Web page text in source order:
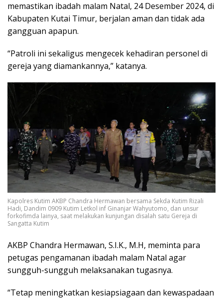
memastikan ibadah malam Natal, 24 Desember 2024, di
Kabupaten Kutai Timur, berjalan aman dan tidak ada
gangguan apapun.
“Patroli ini sekaligus mengecek kehadiran personel di
gereja yang diamankannya,” katanya.
Kapolres Kutim AKBP Chandra Hermawan bersama Sekda Kutim Rizali
Hadi, Dandim 0909 Kutim Letkol inf Ginanjar Wahyutomo, dan unsur
forkofimda lainya, saat melakukan kunjungan disalah satu Gereja di
Sangatta Kutim
AKBP Chandra Hermawan, S.I.K., M.H, meminta para
petugas pengamanan ibadah malam Natal agar
sungguh-sungguh melaksanakan tugasnya.
“Tetap meningkatkan kesiapsiagaan dan kewaspadaan